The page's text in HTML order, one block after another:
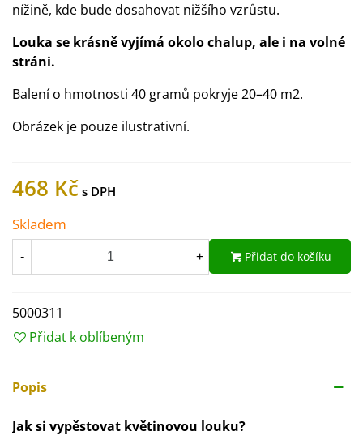
nížině, kde bude dosahovat nižšího vzrůstu.
Louka se krásně vyjímá okolo chalup, ale i na volné
stráni.
Balení o hmotnosti 40 gramů pokryje 20–40 m2.
Obrázek je pouze ilustrativní.
468 Kč
Skladem
- + Přidat do košíku
5000311
Přidat k oblíbeným
Popis
Jak si vypěstovat květinovou louku?